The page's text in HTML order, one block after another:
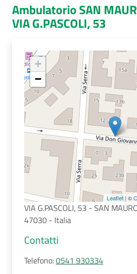
Dedicato
Bandi
Concorsi
Seguici
Ambulatorio SAN
VIA G.PASCOLI, 53
+
−
Leaflet | ©
VIA G.PASCOLI, 53 - SAN
47030 - Italia
Contatti
Telefono:0541 930334